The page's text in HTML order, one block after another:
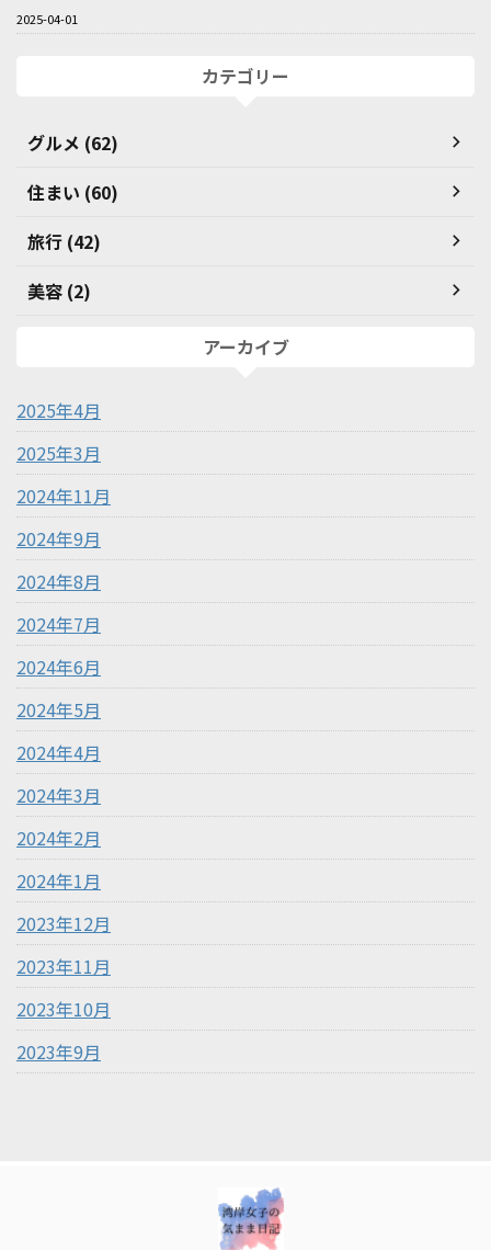
2025-04-01
カテゴリー
グルメ (62)
住まい (60)
旅行 (42)
美容 (2)
アーカイブ
2025年4月
2025年3月
2024年11月
2024年9月
2024年8月
2024年7月
2024年6月
2024年5月
2024年4月
2024年3月
2024年2月
2024年1月
2023年12月
2023年11月
2023年10月
2023年9月